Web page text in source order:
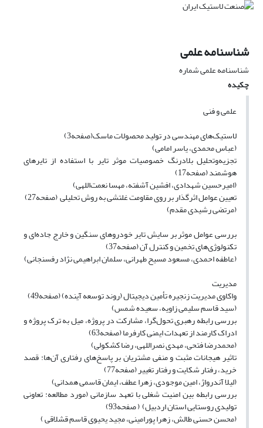
شناسنامه علمی
شناسنامه علمی شماره
چکیده
علمی و فنی
لاستیک‌های مهندسی در تولید محصولات ماسک(صفحه3)
(عباس محمدی، یاسر امامی)
تجزیه‌وتحلیل بلادرنگ خصوصیات موثر تایر با استفاده از تایرهای
هوشمند (صفحه17)
(امیرحسین شهدادی، افشین آشفته، مهسا نعمت‌اللهی)
تعیین عوامل اثرگذار بر روی مقاومت غلتشی به روش تحلیلی (صفحه27)
(مرتضی رشیدی مقدم)
بررسی عوامل موثر بر سایش تایر خودروهای سنگین و خارج جاده‌ای و
تکنولوژی‌های تخمین و کنترل آن (صفحه37)
(عاطفه احمدی، مسعود مسیح طهرانی، سلمان ابراهیمی نژاد رفسنجانی)
مدیریت
واکاوی مدیریت زنجیره تأمین دیجیتال (روند توسعه آینده) (صفحه49)
(سید قاسم سلیمی زاویه، سعیده شمس)
بررسی رابطه رهبری تحول‌گرا، مشارکت در پروژه، میل به ترک پروژه و
ادراک کارمند از تعهدات ایمنی کارفرما (صفحه63)
(محمدرضا فتحی، مهدی نصراللهی، رضا کشکولی)
تاثیر هیجانات مثبت و منفی مشتریان بر پاسخ‌های رفتاری آن‌ها: قصد
خرید، رفتار شکایت و رفتار تغییر (صفحه77)
(لیلا آندرواژ، امین موجودی، زهرا عطف، ایمان قاسمی همدانی)
بررسی رابطه بین امنیت شغلی با تعهد سازمانی (مورد مطالعه: تعاونی
تولیدی روستایی استان اردبیل) ( صفحه93)
(محسن حسنی طالش، زهرا پورامینی، مجید یحیوی قاسم قشلاقی )